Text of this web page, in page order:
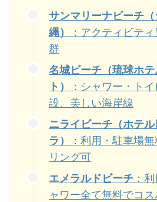
サンマリーナビーチ
縄）
：アクティビテ
群
名城ビーチ（琉球ホ
ト）
：シャワー・ト
設、美しい海岸線
ニライビーチ（ホテ
ラ）
：利用・駐車場
リング可
エメラルドビーチ ：
ャワー全て無料でコ